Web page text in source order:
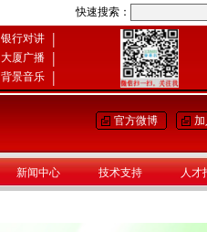
快速搜索：
银行对讲 |
大厦广播 |
背景音乐 |
官方微博
新闻中心 技术支持 人才